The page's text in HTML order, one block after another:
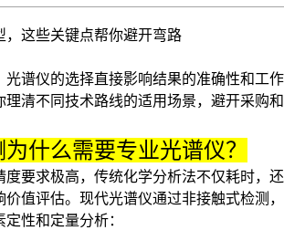
，这些关键点帮你避开弯路
光谱仪的选择直接影响结果的准确性和工作
理清不同技术路线的适用场景，避开采购和
什么需要专业光谱仪？
度要求极高，传统化学分析法不仅耗时，还
价值评估。现代光谱仪通过非接触式检测，
性和定量分析：